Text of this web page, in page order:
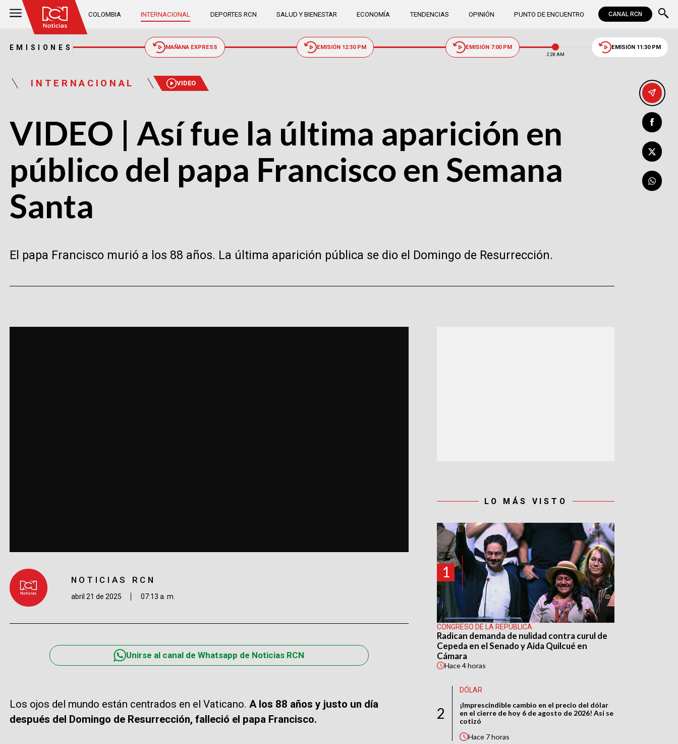
COLOMBIA INTERNACIONAL DEPORTES RCN SALUD Y BIENESTAR ECONOMÍA TENDENCIAS OPINIÓN PUNTO DE ENCUENTRO CANAL RCN
EMISIONES MAÑANA EXPRESS EMISIÓN 12:30 PM EMISIÓN 7:00 PM
2:28 AM
EMISIÓN 11:30 PM
INTERNACIONAL VIDEO
VIDEO | Así fue la última aparición en
público del papa Francisco en Semana
Santa
El papa Francisco murió a los 88 años. La última aparición pública se dio el Domingo de Resurrección.
NOTICIAS RCN
abril 21 de 2025 07:13 a. m.
Unirse al canal de Whatsapp de Noticias RCN
Los ojos del mundo están centrados en el Vaticano. A los 88 años y justo un día
después del Domingo de Resurrección, falleció el papa Francisco.
LO MÁS VISTO
1
CONGRESO DE LA REPÚBLICA
Radican demanda de nulidad contra curul de
Cepeda en el Senado y Aida Quilcué en
Cámara
Hace4 horas
2
DÓLAR
¡Imprescindible cambio en el precio del dólar
en el cierre de hoy 6 de agosto de 2026! Así se
cotizó
Hace 7 horas